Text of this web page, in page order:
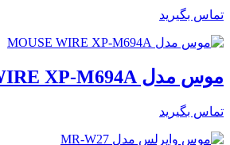
تماس بگیرید
موس مدل MOUSE WIRE XP-M694A
تماس بگیرید